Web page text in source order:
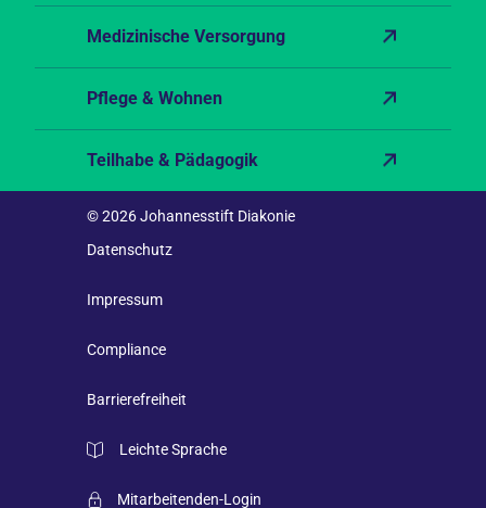
Medizinische Versorgung
Pflege & Wohnen
Teilhabe & Pädagogik
© 2026 Johannesstift Diakonie
Datenschutz
Impressum
Compliance
Barrierefreiheit
Leichte Sprache
Mitarbeitenden-Login